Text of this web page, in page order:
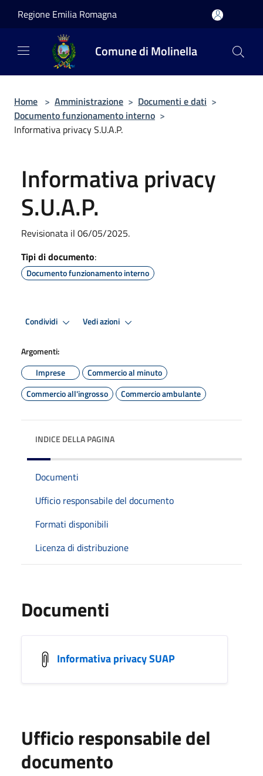
Regione Emilia Romagna
Comune di Molinella
Home > Amministrazione > Documenti e dati >
Documento funzionamento interno >
Informativa privacy S.U.A.P.
Informativa privacy
S.U.A.P.
Revisionata il 06/05/2025.
Tipi di documento:
Documento funzionamento interno
Condividi Vedi azioni
Argomenti:
Imprese
Commercio al minuto
Commercio all'ingrosso
Commercio ambulante
INDICE DELLA PAGINA
Documenti
Ufficio responsabile del documento
Formati disponibili
Licenza di distribuzione
Documenti
Informativa privacy SUAP
Ufficio responsabile del
documento